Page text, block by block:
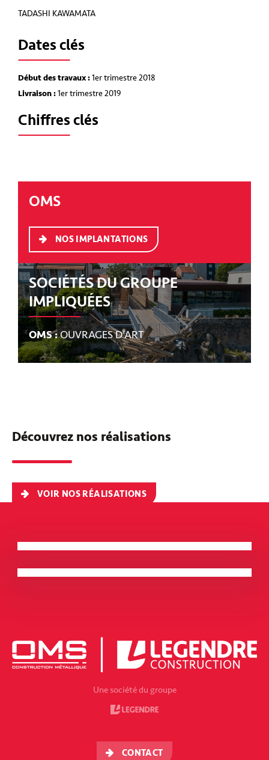
TADASHI KAWAMATA
Dates clés
Début des travaux :1er trimestre 2018
Livraison :1er trimestre 2019
Chiffres clés
OMS
NOS IMPLANTATIONS
SOCIÉTÉS DU GROUPE
IMPLIQUÉES
OMS :OUVRAGES D’ART
Découvrez nos réalisations
VOIR NOS RÉALISATIONS
BRETAGNE - RENNES
Une société du groupe
CONTACT